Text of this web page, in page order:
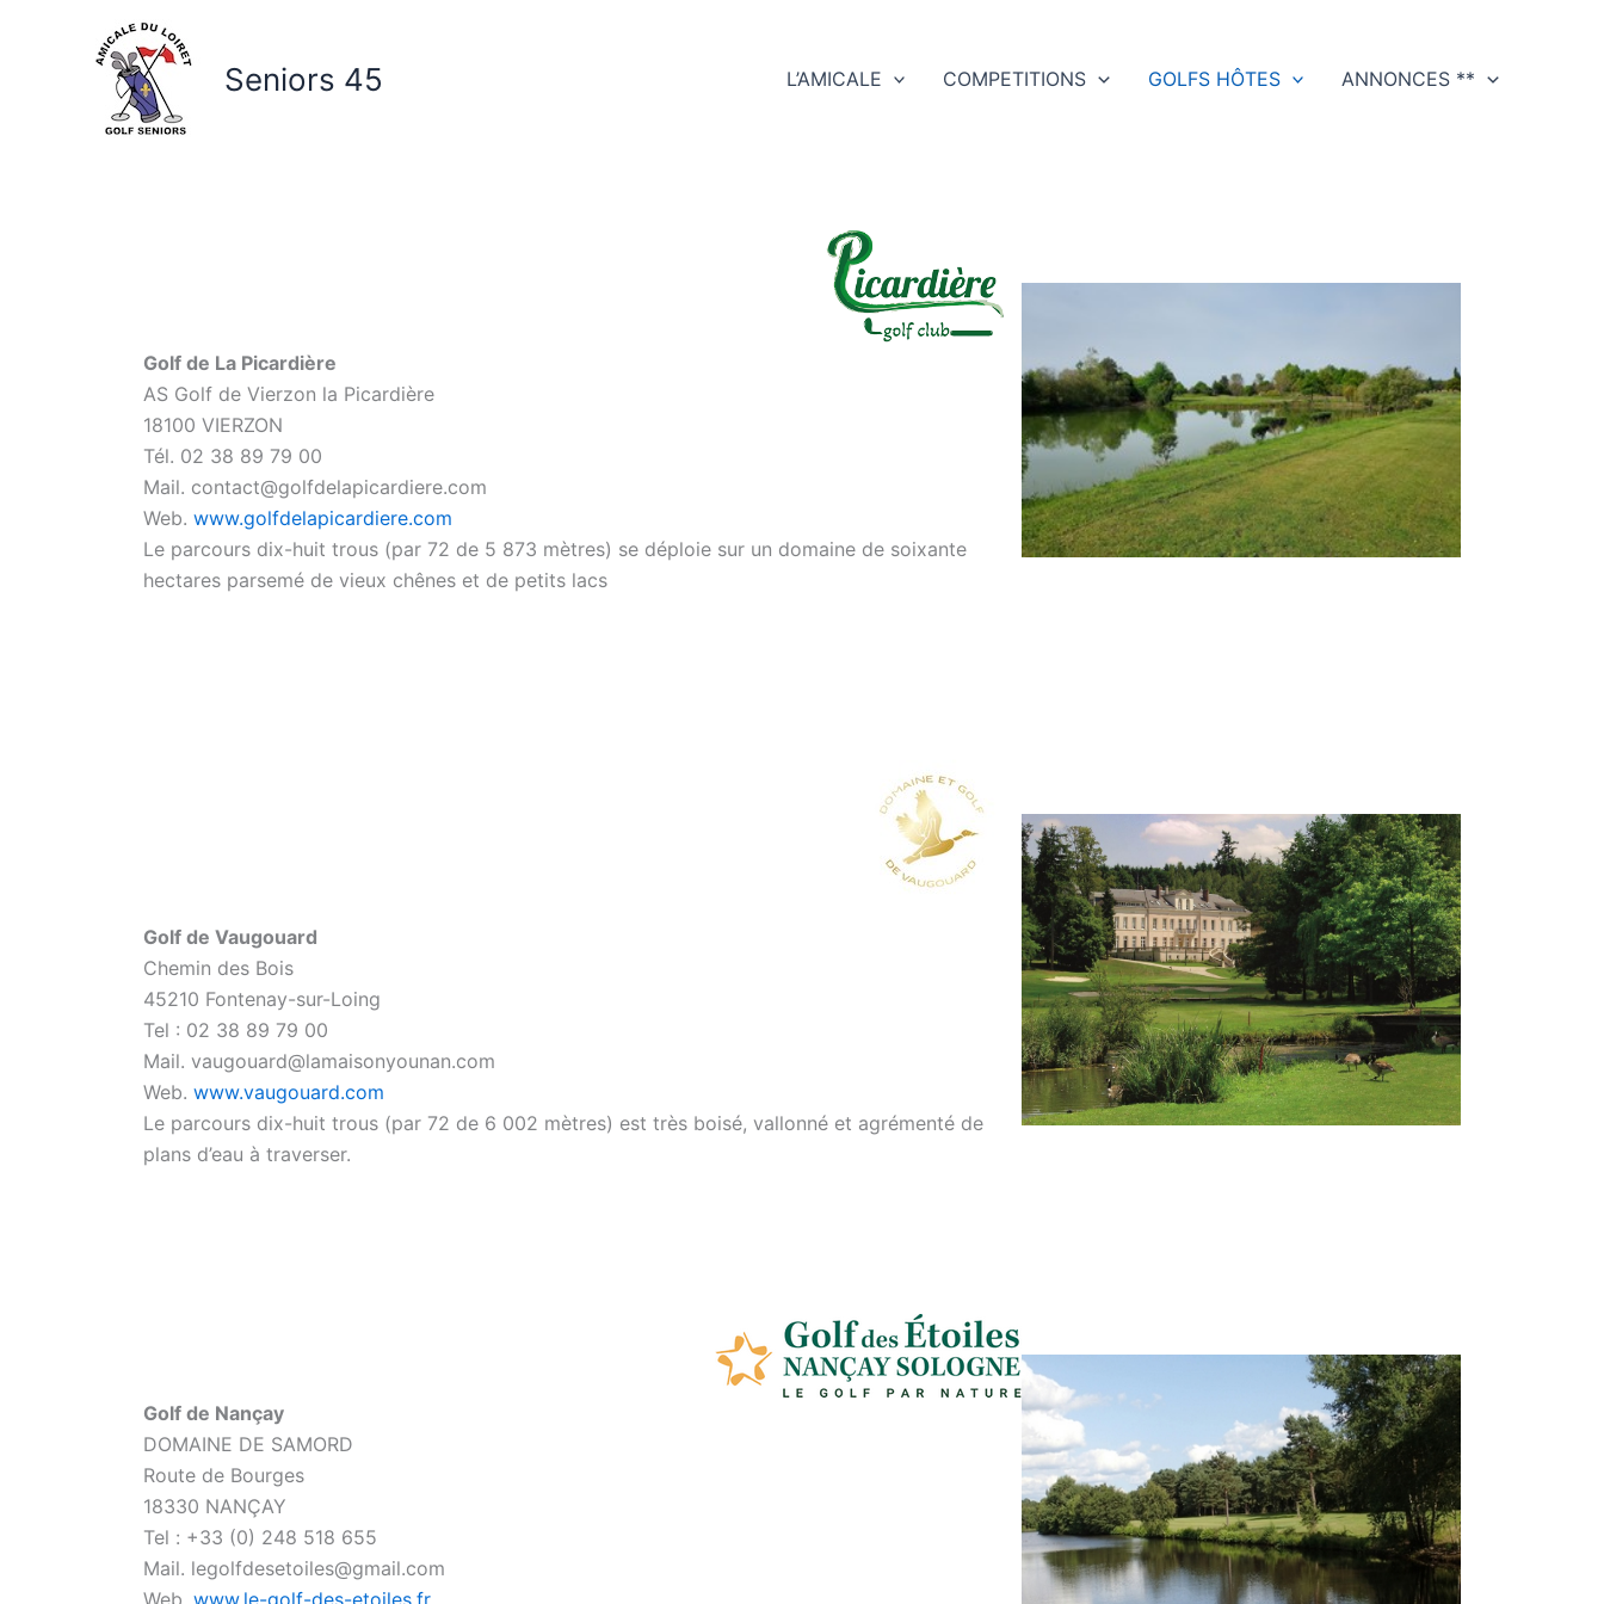
Seniors 45 L’AMICALE COMPETITIONS GOLFS HÔTES ANNONCES **
Golf de La Picardière
AS Golf de Vierzon la Picardière
18100 VIERZON
Tél. 02 38 89 79 00
Mail. contact@golfdelapicardiere.com
Web. www.golfdelapicardiere.com
Le parcours dix-huit trous (par 72 de 5 873 mètres) se déploie sur un domaine de soixante
hectares parsemé de vieux chênes et de petits lacs
Golf de Vaugouard
Chemin des Bois
45210 Fontenay-sur-Loing
Tel : 02 38 89 79 00
Mail. vaugouard@lamaisonyounan.com
Web. www.vaugouard.com
Le parcours dix-huit trous (par 72 de 6 002 mètres) est très boisé, vallonné et agrémenté de
plans d’eau à traverser.
Golf de Nançay
DOMAINE DE SAMORD
Route de Bourges
18330 NANÇAY
Tel : +33 (0) 248 518 655
Mail. legolfdesetoiles@gmail.com